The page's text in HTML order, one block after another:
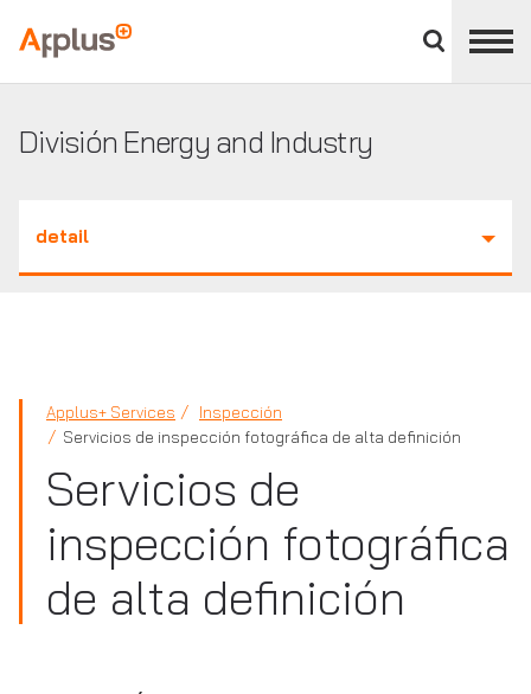
panel
Applus+
División Energy and Industry
detail
Applus+ Services
Inspección
Servicios de inspección fotográfica de alta definición
Servicios de
inspección fotográfica
de alta definición